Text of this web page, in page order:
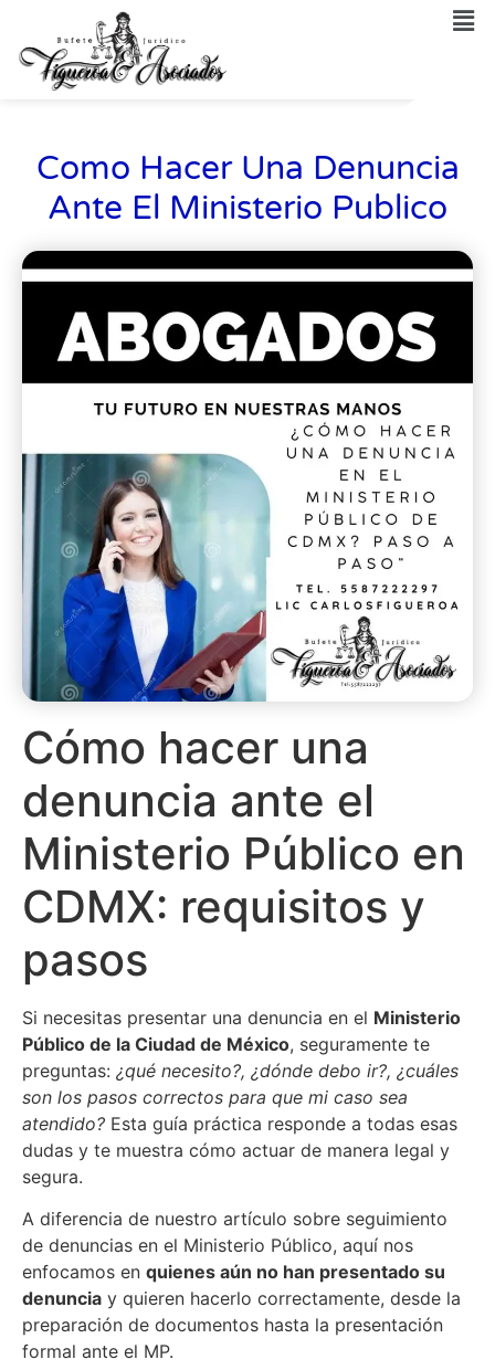
Como Hacer Una Denuncia
Ante El Ministerio Publico
Cómo hacer una
denuncia ante el
Ministerio Público en
CDMX: requisitos y
pasos
Si necesitas presentar una denuncia en el Ministerio
Público de la Ciudad de México, seguramente te
preguntas: ¿qué necesito?, ¿dónde debo ir?, ¿cuáles
son los pasos correctos para que mi caso sea
atendido? Esta guía práctica responde a todas esas
dudas y te muestra cómo actuar de manera legal y
segura.
A diferencia de nuestro artículo sobre seguimiento
de denuncias en el Ministerio Público, aquí nos
enfocamos en quienes aún no han presentado su
denuncia y quieren hacerlo correctamente, desde la
preparación de documentos hasta la presentación
formal ante el MP.